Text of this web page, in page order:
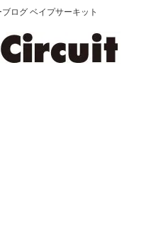
ログ ベイプサーキット